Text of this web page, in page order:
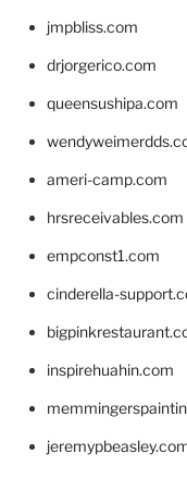
jmpbliss.com
drjorgerico.com
queensushipa.com
ameri-camp.com
hrsreceivables.com
empconst1.com
cinderella-
inspirehuahin.com